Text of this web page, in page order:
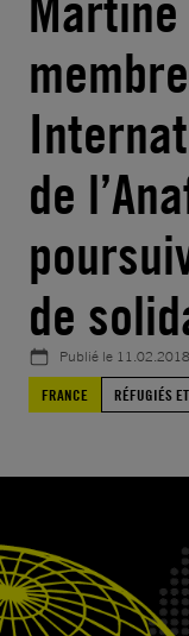
de
de
Publié le 11.02.2018
FRANCE
RÉFUGIÉS